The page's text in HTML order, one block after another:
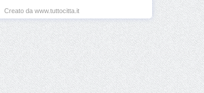
Creato da www.tuttocitta.it